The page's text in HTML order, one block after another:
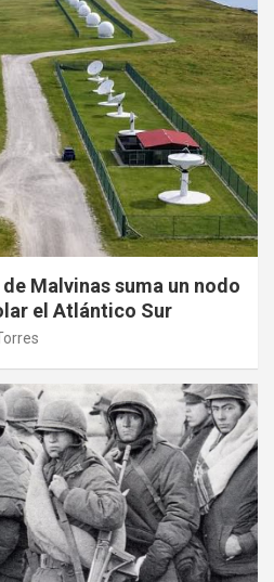
Malvinas suma un nodo
el Atlántico Sur